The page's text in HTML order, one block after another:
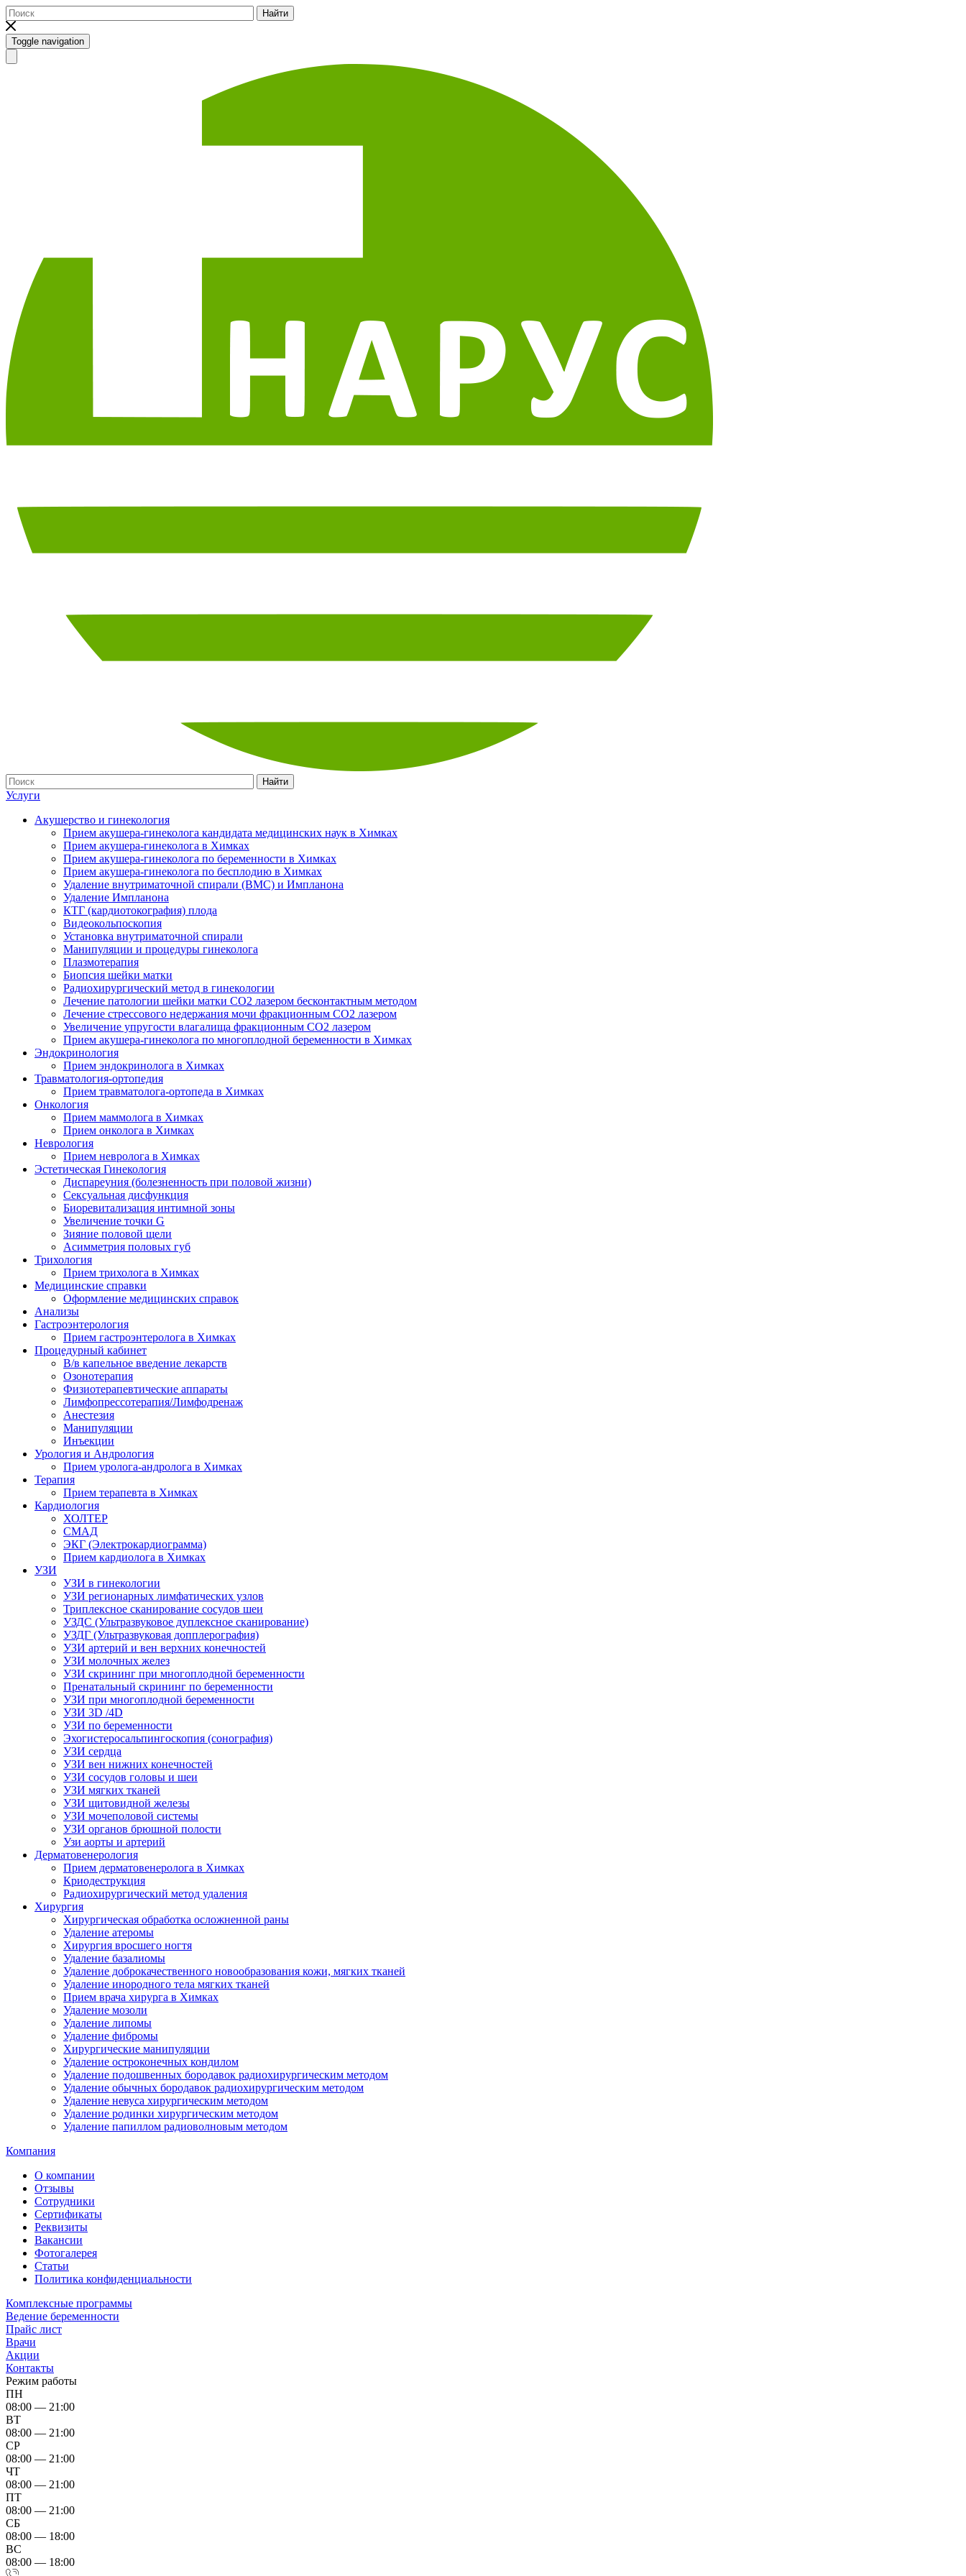
Найти
Toggle navigation
Найти
Услуги
Акушерство и гинекология
Прием акушера-гинеколога кандидата медицинских наук в Химках
Прием акушера-гинеколога в Химках
Прием акушера-гинеколога по беременности в Химках
Прием акушера-гинеколога по бесплодию в Химках
Удаление внутриматочной спирали (ВМС) и Импланона
Удаление Импланона
КТГ (кардиотокография) плода
Видеокольпоскопия
Установка внутриматочной спирали
Манипуляции и процедуры гинеколога
Плазмотерапия
Биопсия шейки матки
Радиохирургический метод в гинекологии
Лечение патологии шейки матки CO2 лазером бесконтактным методом
Лечение стрессового недержания мочи фракционным CO2 лазером
Увеличение упругости влагалища фракционным CO2 лазером
Прием акушера-гинеколога по многоплодной беременности в Химках
Эндокринология
Прием эндокринолога в Химках
Травматология-ортопедия
Прием травматолога-ортопеда в Химках
Онкология
Прием маммолога в Химках
Прием онколога в Химках
Неврология
Прием невролога в Химках
Эстетическая Гинекология
Диспареуния (болезненность при половой жизни)
Сексуальная дисфункция
Биоревитализация интимной зоны
Увеличение точки G
Зияние половой щели
Асимметрия половых губ
Трихология
Прием трихолога в Химках
Медицинские справки
Оформление медицинских справок
Анализы
Гастроэнтерология
Прием гастроэнтеролога в Химках
Процедурный кабинет
В/в капельное введение лекарств
Озонотерапия
Физиотерапевтические аппараты
Лимфопрессотерапия/Лимфодренаж
Анестезия
Манипуляции
Инъекции
Урология и Андрология
Прием уролога-андролога в Химках
Терапия
Прием терапевта в Химках
Кардиология
ХОЛТЕР
СМАД
ЭКГ (Электрокардиограмма)
Прием кардиолога в Химках
УЗИ
УЗИ в гинекологии
УЗИ регионарных лимфатических узлов
Триплексное сканирование сосудов шеи
УЗДС (Ультразвуковое дуплексное сканирование)
УЗДГ (Ультразвуковая допплерография)
УЗИ артерий и вен верхних конечностей
УЗИ молочных желез
УЗИ скрининг при многоплодной беременности
Пренатальный скрининг по беременности
УЗИ при многоплодной беременности
УЗИ 3D /4D
УЗИ по беременности
Эхогистеросальпингоскопия (сонография)
УЗИ сердца
УЗИ вен нижних конечностей
УЗИ сосудов головы и шеи
УЗИ мягких тканей
УЗИ щитовидной железы
УЗИ мочеполовой системы
УЗИ органов брюшной полости
Узи аорты и артерий
Дерматовенерология
Прием дерматовенеролога в Химках
Криодеструкция
Радиохирургический метод удаления
Хирургия
Хирургическая обработка осложненной раны
Удаление атеромы
Хирургия вросшего ногтя
Удаление базалиомы
Удаление доброкачественного новообразования кожи, мягких тканей
Удаление инородного тела мягких тканей
Прием врача хирурга в Химках
Удаление мозоли
Удаление липомы
Удаление фибромы
Хирургические манипуляции
Удаление остроконечных кондилом
Удаление подошвенных бородавок радиохирургическим методом
Удаление обычных бородавок радиохирургическим методом
Удаление невуса хирургическим методом
Удаление родинки хирургическим методом
Удаление папиллом радиоволновым методом
Компания
О компании
Отзывы
Сотрудники
Сертификаты
Реквизиты
Вакансии
Фотогалерея
Статьи
Политика конфиденциальности
Комплексные программы
Ведение беременности
Прайс лист
Врачи
Акции
Контакты
Режим работы
ПН
08:00 — 21:00
ВТ
08:00 — 21:00
СР
08:00 — 21:00
ЧТ
08:00 — 21:00
ПТ
08:00 — 21:00
СБ
08:00 — 18:00
ВС
08:00 — 18:00